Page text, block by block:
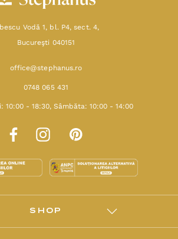
Vodă 1, bl. P4, sect. 4,
Bucureşti 040151
office@stephanus.ro
0748 065 431
10:00 - 18:30, Sâmbăta: 10:00 - 14:00
SHOP